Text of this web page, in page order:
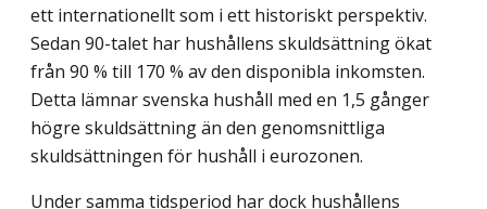
ett internationellt som i ett historiskt perspektiv.
Sedan 90-talet har hushållens skuldsättning ökat
från 90 % till 170 % av den disponibla inkomsten.
Detta lämnar svenska hushåll med en 1,5 gånger
högre skuldsättning än den genomsnittliga
skuldsättningen för hushåll i eurozonen.
Under samma tidsperiod har dock hushållens